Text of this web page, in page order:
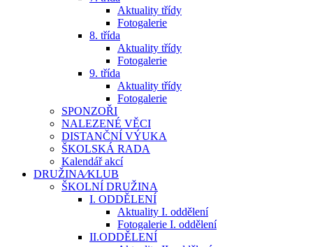
Aktuality třídy
Fotogalerie
8. třída
Aktuality třídy
Fotogalerie
9. třída
Aktuality třídy
Fotogalerie
SPONZOŘI
NALEZENÉ VĚCI
DISTANČNÍ VÝUKA
ŠKOLSKÁ RADA
Kalendář akcí
DRUŽINA⁄KLUB
ŠKOLNÍ DRUŽINA
I. ODDĚLENÍ
Aktuality I. oddělení
Fotogalerie I. oddělení
II.ODDĚLENÍ